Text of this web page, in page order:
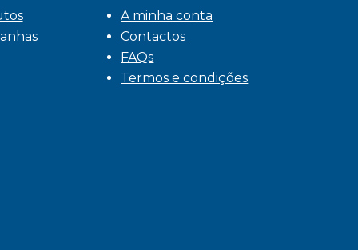
A minha conta
Contactos
FAQs
Termos e condições